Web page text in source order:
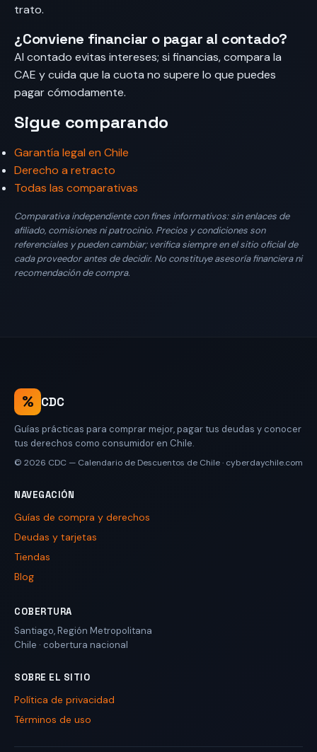
trato.
¿Conviene financiar o pagar al contado?
Al contado evitas intereses; si financias, compara la
CAE y cuida que la cuota no supere lo que puedes
pagar cómodamente.
Sigue comparando
Garantía legal en Chile
Derecho a retracto
Todas las comparativas
Comparativa independiente con fines informativos: sin enlaces de
afiliado, comisiones ni patrocinio. Precios y condiciones son
referenciales y pueden cambiar; verifica siempre en el sitio oficial de
cada proveedor antes de decidir. No constituye asesoría financiera ni
recomendación de compra.
% CDC
Guías prácticas para comprar mejor, pagar tus deudas y conocer
tus derechos como consumidor en Chile.
© 2026 CDC — Calendario de Descuentos de Chile· cyberdaychile.com
NAVEGACIÓN
Guías de compra y derechos
Deudas y tarjetas
Tiendas
Blog
COBERTURA
Santiago,Región Metropolitana
Chile · cobertura nacional
SOBRE EL SITIO
Política de privacidad
Términos de uso